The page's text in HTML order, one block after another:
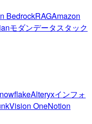
BedrockRAGAmazon
モダンデータスタック
Alteryxインフォ
Vision OneNotion